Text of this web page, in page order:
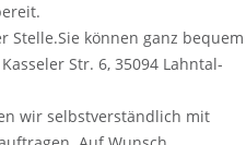
können ganz bequem
Str. 6, 35094 Lahntal-
wir selbstverständlich mit